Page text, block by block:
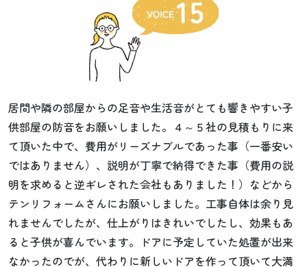
居間や隣の部屋からの足音や生活音がとても響きやすい子
供部屋の防音をお願いしました。４～５社の見積もりに来
て頂いた中で、費用がリーズナブルであった事（一番安い
ではありません）、説明が丁寧で納得できた事（費用の説
明を求めると逆ギレされた会社もありました！）などから
テンリフォームさんにお願いしました。工事自体は余り見
れませんでしたが、仕上がりはきれいでしたし、効果もあ
ると子供が喜んでいます。ドアに予定していた処置が出来
なかったのでが、代わりに新しいドアを作って頂いて大満